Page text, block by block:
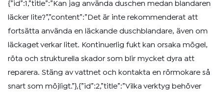
{”id”:1,”title”:”Kan jag använda duschen medan blandaren
läcker lite?”,”content”:”Det är inte rekommenderat att
fortsätta använda en läckande duschblandare, även om
läckaget verkar litet. Kontinuerlig fukt kan orsaka mögel,
röta och strukturella skador som blir mycket dyra att
reparera. Stäng av vattnet och kontakta en rörmokare så
snart som möjligt.”},{”id”:2,”title”:”Vilka verktyg behöver